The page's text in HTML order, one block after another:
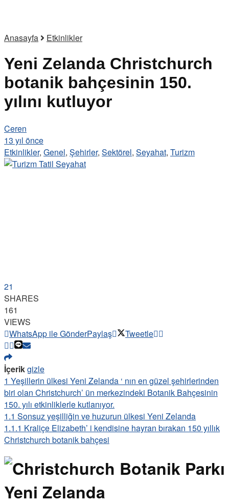
Anasayfa Etkinlikler
Yeni Zelanda Christchurch
botanik bahçesinin 150.
yılını kutluyor
Ceren
13 yıl önce
Etkinlikler, Genel, Şehirler, Sektörel, Seyahat, Turizm
21
SHARES
161
VIEWS
WhatsApp ile GönderPaylaş Tweetle
İçerikgizle
1 Yeşillerin ülkesi Yeni Zelanda ‘ nın en güzel şehirlerinden
biri olan Christchurch’ ün merkezindeki Botanik Bahçesinin
150. yılı etkinliklerle kutlanıyor.
1.1 Sonsuz yeşilliğin ve huzurun ülkesi Yeni Zelanda
1.1.1 Kraliçe Elizabeth’ i kendisine hayran bırakan 150 yıllık
Christchurch botanik bahçesi